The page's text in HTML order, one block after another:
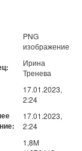
PNG
изображение
Ирина
Тренева
17.01.2023,
2:24
17.01.2023,
2:24
1,8M